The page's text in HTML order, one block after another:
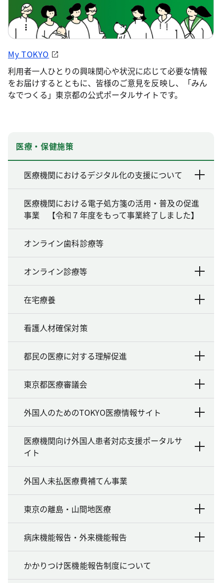
My TOKYO
利用者一人ひとりの興味関心や状況に応じて必要な情報
をお届けするとともに、皆様のご意見を反映し、「みん
なでつくる」東京都の公式ポータルサイトです。
医療・保健施策
医療機関におけるデジタル化の支援について
医療機関における電子処方箋の活用・普及の促進
事業 【令和７年度をもって事業終了しました】
オンライン歯科診療等
オンライン診療等
在宅療養
看護人材確保対策
都民の医療に対する理解促進
東京都医療審議会
外国人のためのTOKYO医療情報サイト
医療機関向け外国人患者対応支援ポータルサ
イト
外国人未払医療費補てん事業
東京の離島・山間地医療
病床機能報告・外来機能報告
かかりつけ医機能報告制度について